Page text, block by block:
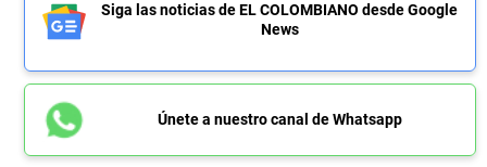
Siga las noticias de EL COLOMBIANO desde Google
News
Únete a nuestro canal de Whatsapp